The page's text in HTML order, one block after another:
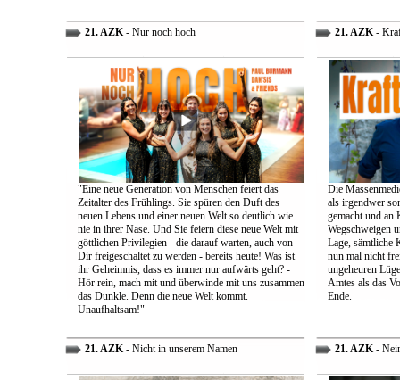
21. AZK- Nur noch hoch
"Eine neue Generation von Menschen feiert das
Zeitalter des Frühlings. Sie spüren den Duft des
neuen Lebens und einer neuen Welt so deutlich wie
nie in ihrer Nase. Und Sie feiern diese neue Welt mit
göttlichen Privilegien - die darauf warten, auch von
Dir freigeschaltet zu werden - bereits heute! Was ist
ihr Geheimnis, dass es immer nur aufwärts geht? -
Hör rein, mach mit und überwinde mit uns zusammen
das Dunkle. Denn die neue Welt kommt.
Unaufhaltsam!"
21. AZK-
Die
als irgendwer
gemacht und an
Wegschweigen
Lage, sämtliche
nun mal nicht
ungeheuren
Amtes als das
Ende.
21. AZK- Nicht in unserem Namen 21. AZK-